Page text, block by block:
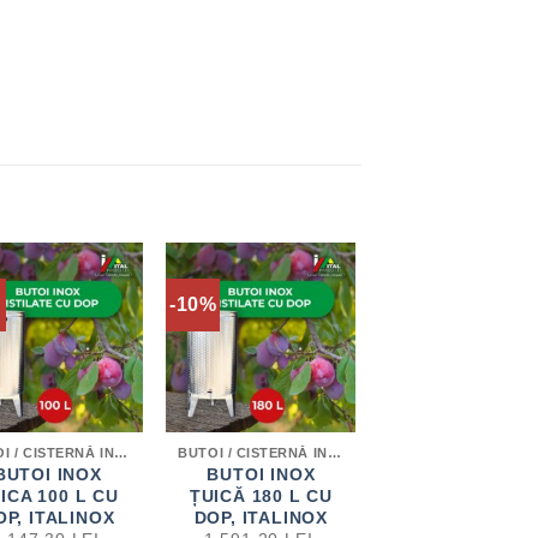
BUTOI / CISTERNĂ INOX PENTRU DISTILATE
INOX
100 L CU
ITALINOX
-10%
BUTOI / CISTERNĂ INOX PENTRU DISTILATE
BUTOI INOX
ȚUICĂ 180 L CU
DOP, ITALINOX